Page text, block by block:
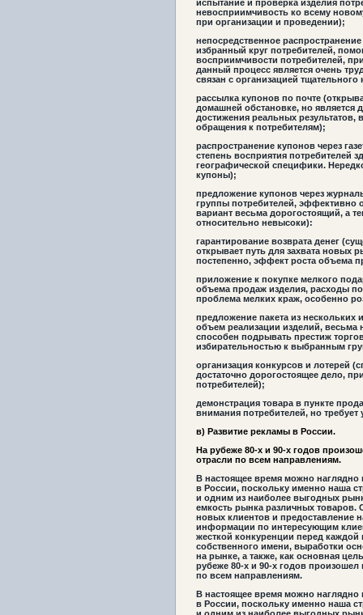
испытание и проверка изделия
невосприимчивость ко всему
при организации и проведении);
непосредственное
избранный круг потребителей,
восприимчивости потребителей,
данный процесс является очень
связан с организацией тщательного
рассылка купонов по почте
домашней обстановке, но является
достижения реальных результатов,
обращения к потребителям);
распространение купонов через
степень восприятия потребителей
географической специфики.
купоны);
предложение купонов через
группы потребителей, эффективно
вариант весьма дорогостоящий, а
относительно невысоки):
гарантирование возврата денег
открывает путь для захвата новых
постепенно, эффект роста объема
приложение к покупке мелкого
объема продаж изделия, расходы
проблема мелких краж, особенно
предложение пакета из нескольких
объем реализации изделий, весьма
способен подрывать престиж
избирательностью к выбранным
организация конкурсов и лотерей
достаточно дорогостоящее дело,
потребителей);
демонстрация товара в пункте
внимания потребителей, но требует
в) Развитие рекламы в России.
На рубеже 80-х и 90-х годов
отрасли по всем направлениям.
В настоящее время можно наглядно
в России, поскольку именно наша
и одним из наиболее выгодных
емкость рынка различных товаров.
новых клиентов и предоставление
информации по интересующим
жесткой конкуренции перед каждой
собственного имени, выработки
на рынке, а также, как основная
рубеже 80-х и 90-х годов
по всем направлениям.
В настоящее время можно наглядно
в России, поскольку именно наша